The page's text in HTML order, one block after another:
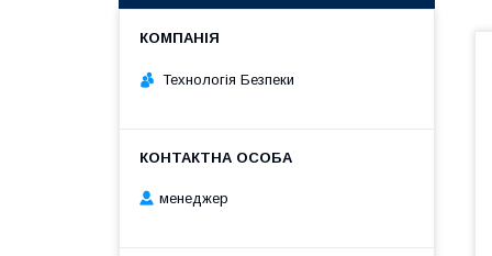
Технологія Безпеки
менеджер